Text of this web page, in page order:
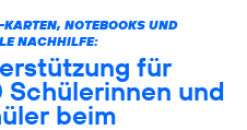
NOTEBOOKS UND
NACHHILFE:
für
Schülerinnen und
beim